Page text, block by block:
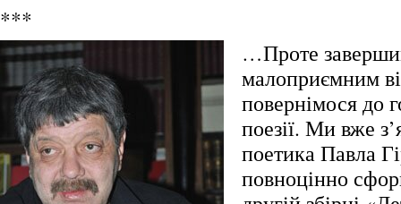
***
…Проте
малоприємним
повернімося до
поезії. Ми вже
поетика Павла
повноцінно